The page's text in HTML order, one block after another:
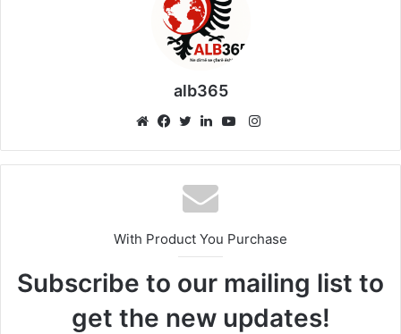
alb365
Instagram
With Product You Purchase
Subscribe to our mailing list to
get the new updates!